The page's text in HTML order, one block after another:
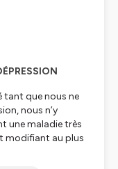
tant que nous ne
nous n’y
une maladie très
modifiant au plus